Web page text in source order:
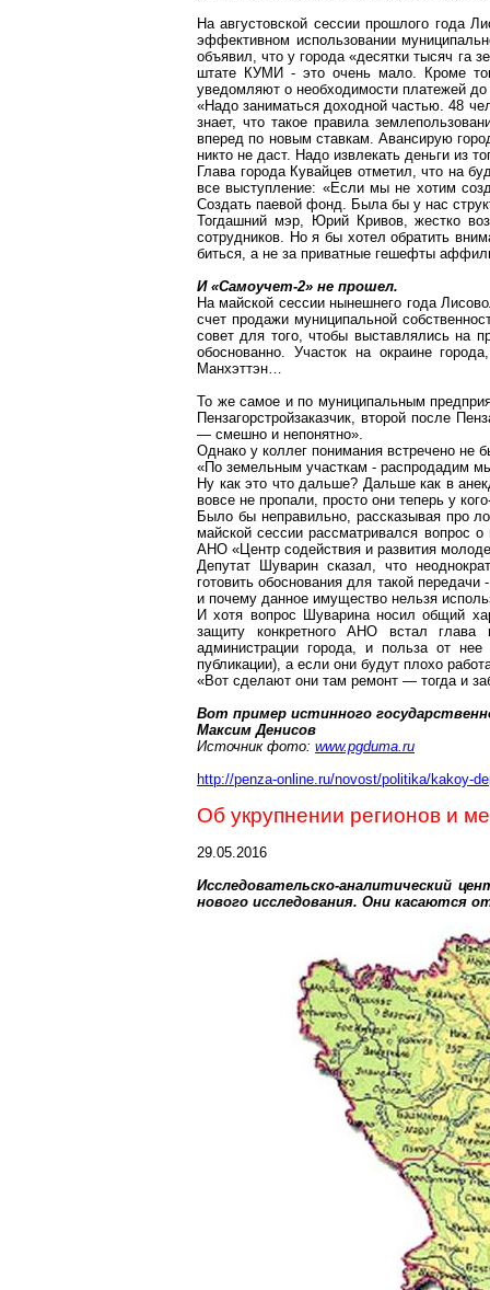
На августовской сессии прошлого года
эффективном использовании
объявил, что у города «десятки тысяч га
штате КУМИ - это очень мало. Кроме
уведомляют о необходимости платежей до
«Надо заниматься доходной частью. 48
знает, что такое правила
вперед по новым ставкам. Авансирую
никто не даст. Надо извлекать деньги из
Глава города Кувайцев отметил, что на
все выступление: «Если мы не хотим
Создать паевой фонд. Была бы у нас
Тогдашний мэр, Юрий Кривов, жестко
сотрудников. Но я бы хотел обратить
биться, а не за приватные гешефты
И «Самоучет-2» не прошел.
На майской сессии нынешнего года
счет продажи муниципальной
совет для того, чтобы выставлялись на
обоснованно. Участок на окраине
Манхэттэн…
То же самое и по муниципальным
Пензагорстройзаказчик, второй после
— смешно и непонятно».
Однако у коллег понимания встречено не
«По земельным участкам - распродадим
Ну как это что дальше? Дальше как в
вовсе не пропали, просто они теперь у
Было бы неправильно, рассказывая про
майской сессии рассматривался вопрос
АНО «Центр содействия и развития
Депутат
Шуварин сказал, что
готовить обоснования для такой передачи
и почему данное имущество нельзя
И хотя вопрос Шуваринаносил общий
защиту конкретного АНО встал глава
администрации города, и польза от
публикации), а если они будут плохо
«Вот сделают они там ремонт — тогда и
Вот пример истинного
Максим Денисов
Источник фото: www.pgduma.ru
http://penza-online.ru/novost/politika/kakoy-
Об укрупнении регионов и
29.05.2016
Исследовательско-аналитический
нового исследования. Они касаются